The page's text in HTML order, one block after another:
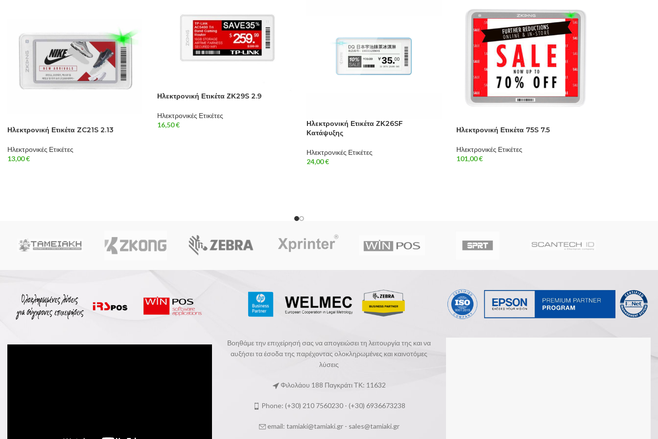
Ηλεκτρονική Ετικέτα ZC21S 2.13
Ηλεκτρονικές Ετικέτες
13,00€
Ηλεκτρονική Ετικέτα ΖΚ29S 2.9
Ηλεκτρονικές Ετικέτες
16,50€
Ηλεκτρονική Ετικέτα ΖΚ26SF
Κατάψυξης
Ηλεκτρονικές Ετικέτες
24,00€
Ηλεκτρονική Ετικέτα 75S 7.5
Ηλεκτρονικές Ετικέτες
101,00€
Βοηθάμε την επιχείρησή σας να απογειώσει τη λειτουργία της και να
αυξήσει τα έσοδα της παρέχοντας ολοκληρωμένες και καινοτόμες
λύσεις
Φιλολάου 188 Παγκράτι ΤΚ: 11632
Phone: (+30) 210 7560230 - (+30) 6936673238
email: tamiaki@tamiaki.gr- sales@tamiaki.gr